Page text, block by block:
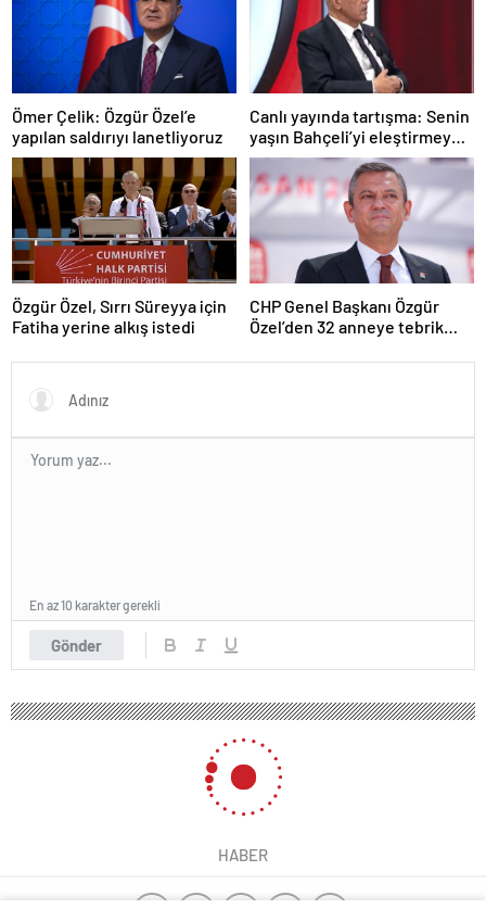
Ömer Çelik: Özgür Özel’e
yapılan saldırıyı lanetliyoruz
Canlı yayında tartışma: Senin
yaşın Bahçeli’yi eleştirmeye
yetmez
Özgür Özel, Sırrı Süreyya için
Fatiha yerine alkış istedi
CHP Genel Başkanı Özgür
Özel’den 32 anneye tebrik
Gönder
En az 10 karakter gerekli
HABER